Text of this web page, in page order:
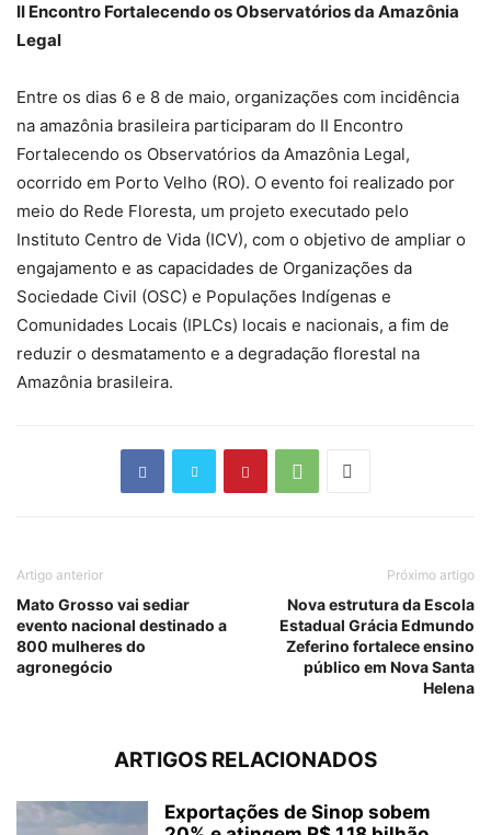
II Encontro Fortalecendo os Observatórios da Amazônia
Legal
Entre os dias 6 e 8 de maio, organizações com incidência
na amazônia brasileira participaram do II Encontro
Fortalecendo os Observatórios da Amazônia Legal,
ocorrido em Porto Velho (RO). O evento foi realizado por
meio do Rede Floresta, um projeto executado pelo
Instituto Centro de Vida (ICV), com o objetivo de ampliar o
engajamento e as capacidades de Organizações da
Sociedade Civil (OSC) e Populações Indígenas e
Comunidades Locais (IPLCs) locais e nacionais, a fim de
reduzir o desmatamento e a degradação florestal na
Amazônia brasileira.
Artigo anterior
Mato Grosso vai sediar
evento nacional destinado a
800 mulheres do
agronegócio
Próximo artigo
Nova estrutura da Escola
Estadual Grácia Edmundo
Zeferino fortalece ensino
público em Nova Santa
Helena
ARTIGOS RELACIONADOS
Exportações de Sinop sobem